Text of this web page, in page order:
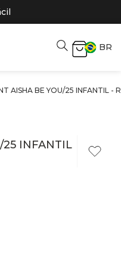
BR
AISHA BE YOU/25 INFANTIL -
25 INFANTIL